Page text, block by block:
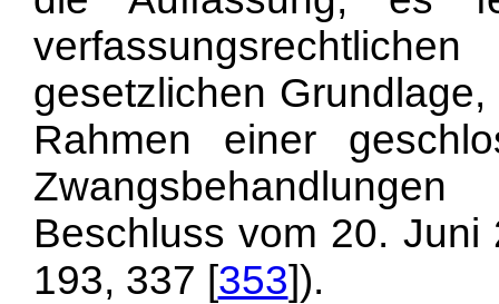
gesetzlichen
Rahmen einer
Beschluss vom 20.
193, 337 [353]).